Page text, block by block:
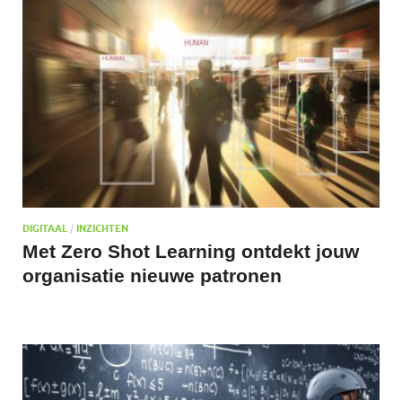
DIGITAAL / INZICHTEN
Met Zero Shot Learning ontdekt jouw
organisatie nieuwe patronen